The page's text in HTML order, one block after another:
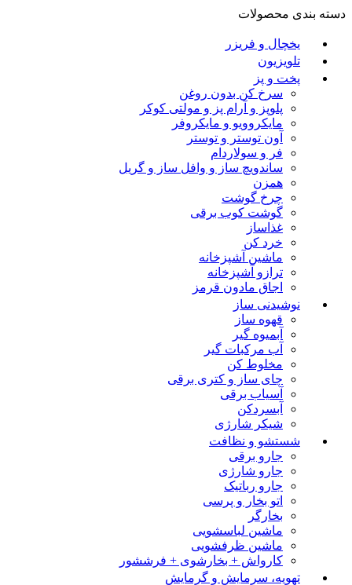
دسته بندی محصولات
یخچال و فریزر
تلویزیون
پخت و پز
سرخ کن بدون روغن
پلوپز و آرام پز و مولتی کوکر
مایکروویو و مایکروفر
آون توستر و توستر
فر و سولاردام
ساندویچ ساز و وافل ساز و گریل
همزن
چرخ گوشت
گوشت کوب برقی
غذاساز
خرد کن
ماشین آشپزخانه
ترازو آشپزخانه
اجاق مادون قرمز
نوشیدنی ساز
قهوه ساز
آبمیوه گیر
آب مرکبات گیر
مخلوط کن
چای ساز و کتری برقی
آسیاب برقی
آبسردکن
شیکر شارژی
شستشو و نظافت
جارو برقی
جارو شارژی
جارو رباتیک
اتو بخار و پرسی
بخارگر
ماشین لباسشویی
ماشین ظرفشویی
کارواش + بخارشوی + فرششور
تهویه، سرمایش و گرمایش